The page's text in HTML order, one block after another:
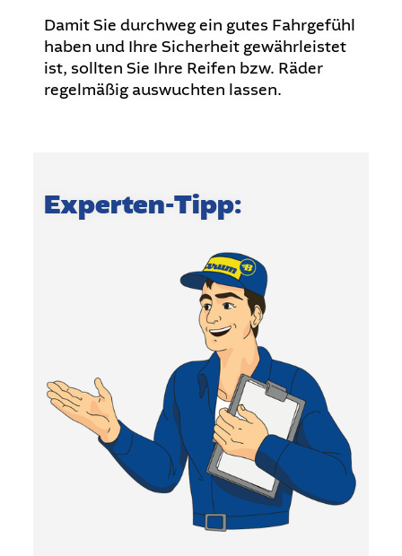
Damit Sie durchweg ein gutes Fahrgefühl
haben und Ihre Sicherheit gewährleistet
ist, sollten Sie Ihre Reifen bzw. Räder
regelmäßig auswuchten lassen.
Experten-Tipp: